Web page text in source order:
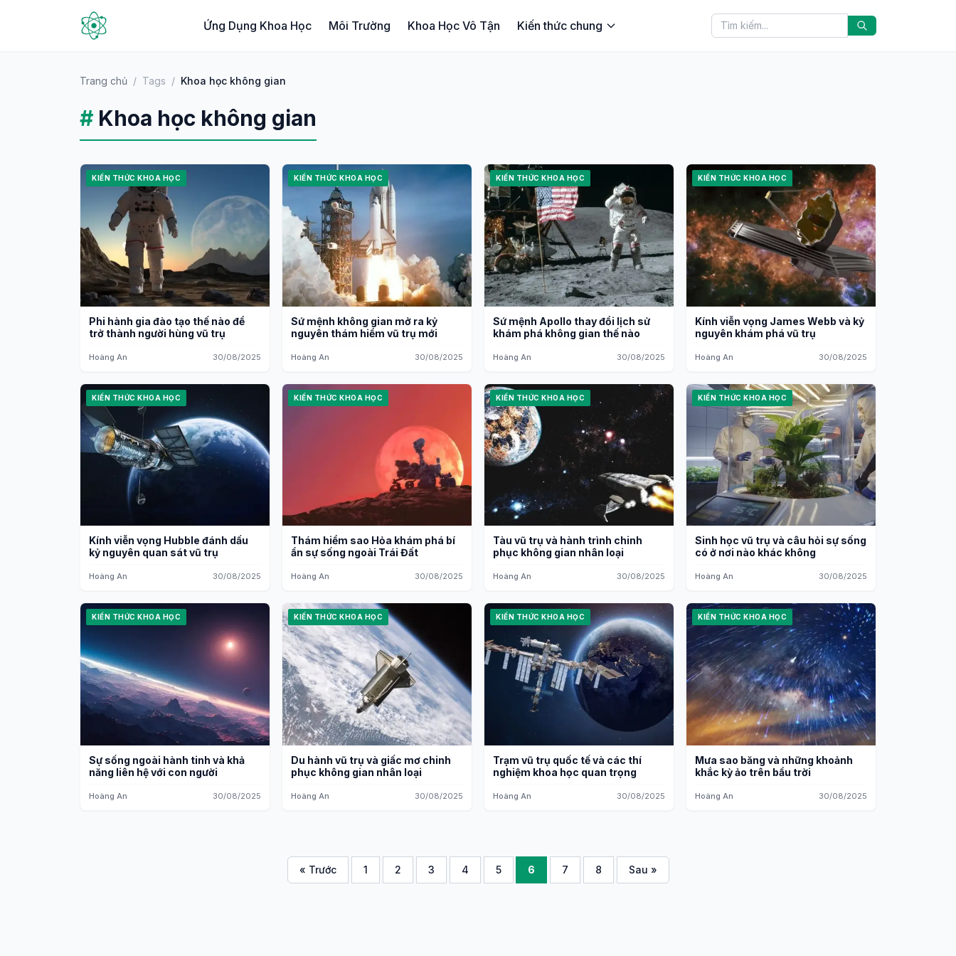
Ứng Dụng Khoa Học Môi Trường Khoa Học Vô Tận Kiến thức chung
Trang chủ / Tags / Khoa học không gian
# Khoa học không gian
KIẾN THỨC KHOA HỌC
Phi hành gia đào tạo thế nào để
trở thành người hùng vũ trụ
Hoàng An 30/08/2025
KIẾN THỨC KHOA HỌC
Sứ mệnh không gian mở ra kỷ
nguyên thám hiểm vũ trụ mới
Hoàng An 30/08/2025
KIẾN THỨC KHOA HỌC
Sứ mệnh Apollo thay đổi lịch sử
khám phá không gian thế nào
Hoàng An 30/08/2025
KIẾN THỨC KHOA HỌC
Kính viễn vọng James Webb và kỷ
nguyên khám phá vũ trụ
Hoàng An 30/08/2025
KIẾN THỨC KHOA HỌC
Kính viễn vọng Hubble đánh dấu
kỷ nguyên quan sát vũ trụ
Hoàng An 30/08/2025
KIẾN THỨC KHOA HỌC
Thám hiểm sao Hỏa khám phá bí
ẩn sự sống ngoài Trái Đất
Hoàng An 30/08/2025
KIẾN THỨC KHOA HỌC
Tàu vũ trụ và hành trình chinh
phục không gian nhân loại
Hoàng An 30/08/2025
KIẾN THỨC KHOA HỌC
Sinh học vũ trụ và câu hỏi sự sống
có ở nơi nào khác không
Hoàng An 30/08/2025
KIẾN THỨC KHOA HỌC
Sự sống ngoài hành tinh và khả
năng liên hệ với con người
Hoàng An 30/08/2025
KIẾN THỨC KHOA HỌC
Du hành vũ trụ và giấc mơ chinh
phục không gian nhân loại
Hoàng An 30/08/2025
KIẾN THỨC KHOA HỌC
Trạm vũ trụ quốc tế và các thí
nghiệm khoa học quan trọng
Hoàng An 30/08/2025
KIẾN THỨC KHOA HỌC
Mưa sao băng và những khoảnh
khắc kỳ ảo trên bầu trời
Hoàng An 30/08/2025
« Trước 1 2 3 4 5 6 7 8 Sau »